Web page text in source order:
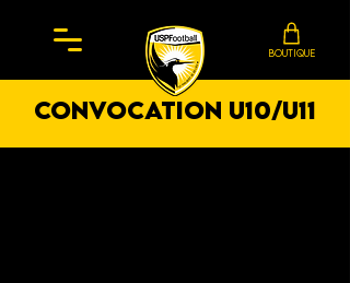
BOUTIQUE
convocation U10/U11